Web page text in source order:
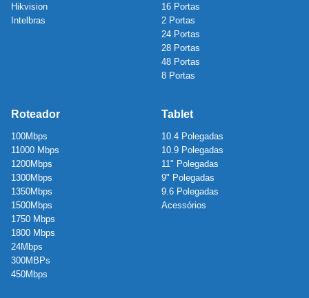
Hikvision
Intelbras
16 Portas
2 Portas
24 Portas
28 Portas
48 Portas
8 Portas
Roteador
100Mbps
11000 Mbps
1200Mbps
1300Mbps
1350Mbps
1500Mbps
1750 Mbps
1800 Mbps
24Mbps
300MBPs
450Mbps
Tablet
10.4 Polegadas
10.9 Polegadas
11" Polegadas
9" Polegadas
9.6 Polegadas
Acessórios